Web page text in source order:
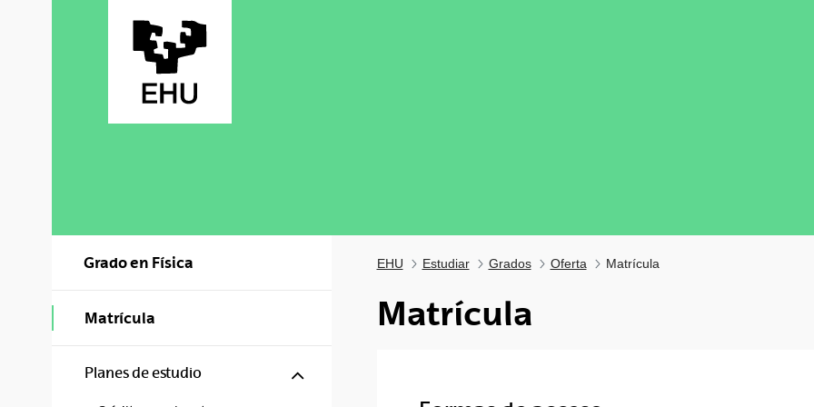
Grado en Física
Matrícula
Planes de estudio Mostrar/ocultar subpáginas
EHU Estudiar Grados Oferta Matrícula
Matrícula